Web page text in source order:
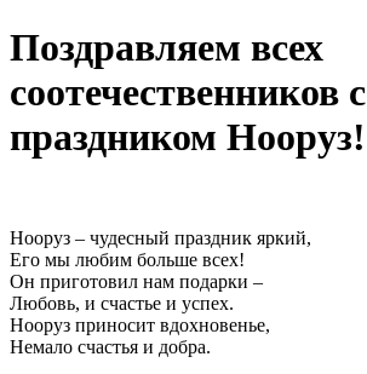
Поздравляем всех
соотечественников с
праздником Нооруз!
Нооруз – чудесный праздник яркий,
Его мы любим больше всех!
Он приготовил нам подарки –
Любовь, и счастье и успех.
Нооруз приносит вдохновенье,
Немало счастья и добра.